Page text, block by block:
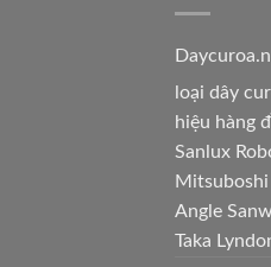
loại dây
hiệu hàng
Sanlux
Angle
Taka